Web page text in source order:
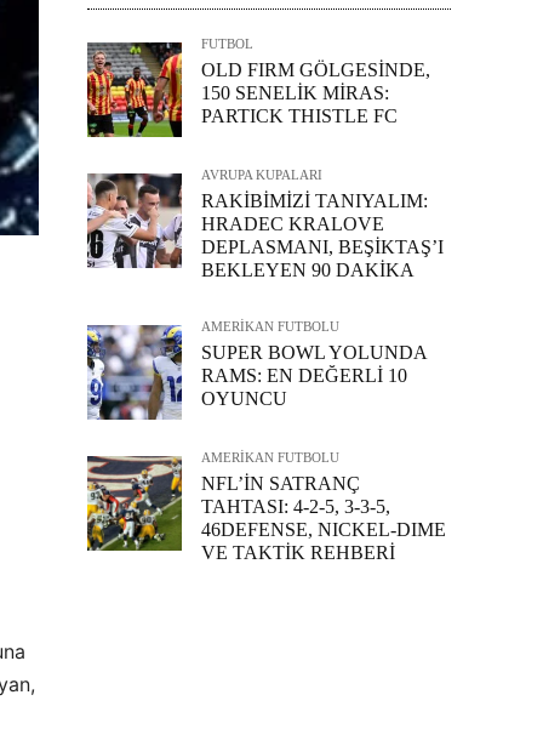
FUTBOL
OLD FIRM GÖLGESİNDE,
150 SENELİK MİRAS:
PARTICK THISTLE FC
AVRUPA KUPALARI
RAKİBİMİZİ TANIYALIM:
HRADEC KRALOVE
DEPLASMANI, BEŞİKTAŞ’I
BEKLEYEN 90 DAKİKA
AMERİKAN FUTBOLU
SUPER BOWL YOLUNDA
RAMS: EN DEĞERLİ 10
OYUNCU
AMERİKAN FUTBOLU
NFL’İN SATRANÇ
TAHTASI: 4-2-5, 3-3-5,
46DEFENSE, NICKEL-DIME
VE TAKTİK REHBERİ